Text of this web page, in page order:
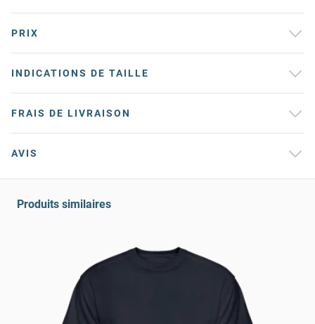
PRIX
INDICATIONS DE TAILLE
FRAIS DE LIVRAISON
AVIS
Produits similaires